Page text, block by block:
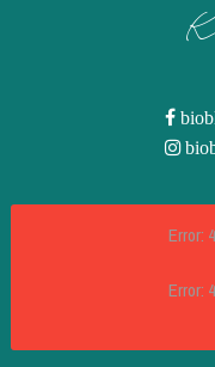
Error:
Error: